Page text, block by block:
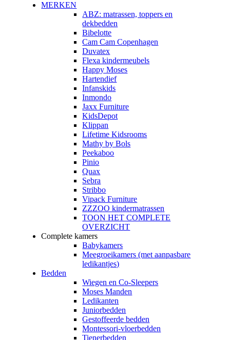
MERKEN
ABZ: matrassen, toppers en
dekbedden
Bibelotte
Cam Cam Copenhagen
Duvatex
Flexa kindermeubels
Happy Moses
Hartendief
Infanskids
Inmondo
Jaxx Furniture
KidsDepot
Klippan
Lifetime Kidsrooms
Mathy by Bols
Peekaboo
Pinio
Quax
Sebra
Stribbo
Vipack Furniture
ZZZOO kindermatrassen
TOON HET COMPLETE
OVERZICHT
Complete kamers
Babykamers
Meegroeikamers (met aanpasbare
ledikantjes)
Bedden
Wiegen en Co-Sleepers
Moses Manden
Ledikanten
Juniorbedden
Gestoffeerde bedden
Montessori-vloerbedden
Tienerbedden